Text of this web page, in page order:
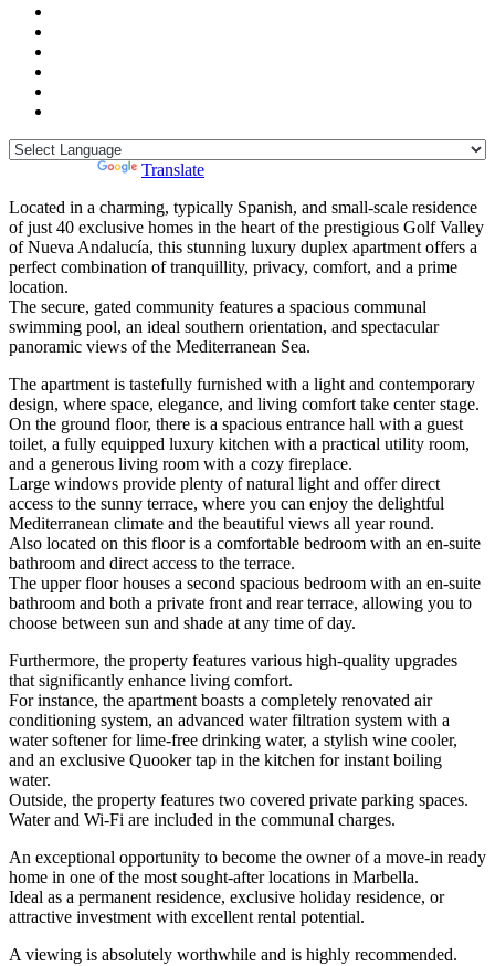
Translate
Located in a charming, typically Spanish, and small-scale residence
of just 40 exclusive homes in the heart of the prestigious Golf Valley
of Nueva Andalucía, this stunning luxury duplex apartment offers a
perfect combination of tranquillity, privacy, comfort, and a prime
location.
The secure, gated community features a spacious communal
swimming pool, an ideal southern orientation, and spectacular
panoramic views of the Mediterranean Sea.
The apartment is tastefully furnished with a light and contemporary
design, where space, elegance, and living comfort take center stage.
On the ground floor, there is a spacious entrance hall with a guest
toilet, a fully equipped luxury kitchen with a practical utility room,
and a generous living room with a cozy fireplace.
Large windows provide plenty of natural light and offer direct
access to the sunny terrace, where you can enjoy the delightful
Mediterranean climate and the beautiful views all year round.
Also located on this floor is a comfortable bedroom with an en-suite
bathroom and direct access to the terrace.
The upper floor houses a second spacious bedroom with an en-suite
bathroom and both a private front and rear terrace, allowing you to
choose between sun and shade at any time of day.
Furthermore, the property features various high-quality upgrades
that significantly enhance living comfort.
For instance, the apartment boasts a completely renovated air
conditioning system, an advanced water filtration system with a
water softener for lime-free drinking water, a stylish wine cooler,
and an exclusive Quooker tap in the kitchen for instant boiling
water.
Outside, the property features two covered private parking spaces.
Water and Wi-Fi are included in the communal charges.
An exceptional opportunity to become the owner of a move-in ready
home in one ‌of ‌the ‌most ‌sought-after ‌locations in ‌Marbella.
Ideal ‌as a ‌permanent residence, ‌exclusive holiday residence, ‌or
‌attractive ‌investment with excellent ‌rental ‌potential.
A viewing is ‌absolutely ‌worthwhile ‌and ‌is ‌highly ‌recommended.